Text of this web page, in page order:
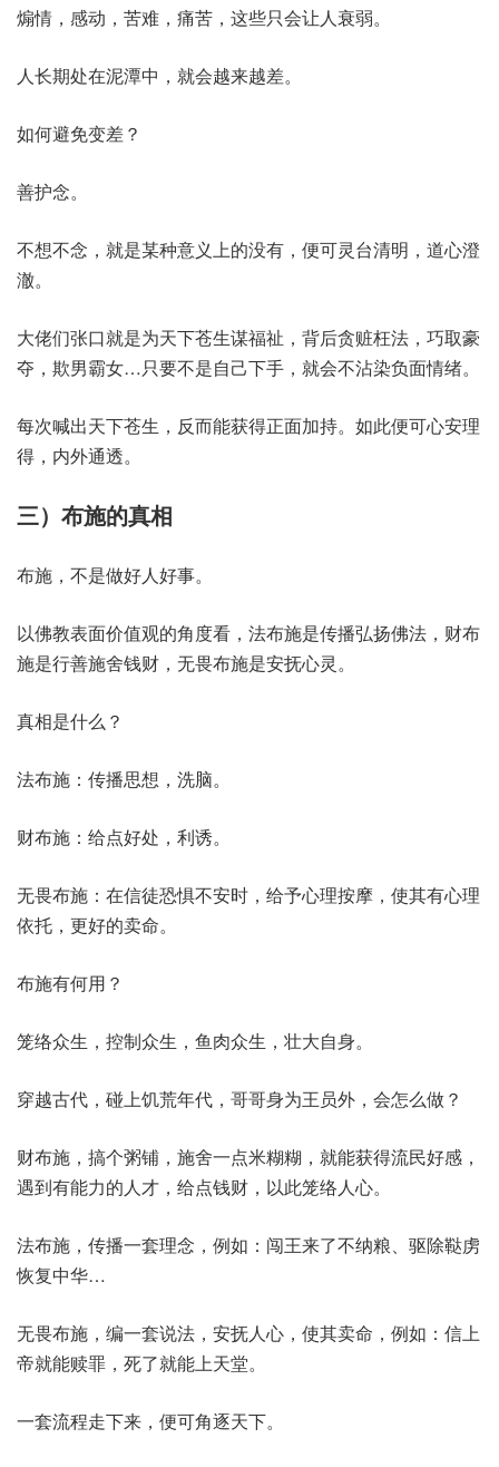
煽情，感动，苦难，痛苦，这些只会让人衰弱。
人长期处在泥潭中，就会越来越差。
如何避免变差？
善护念。
不想不念，就是某种意义上的没有，便可灵台清明，道心澄
澈。
大佬们张口就是为天下苍生谋福祉，背后贪赃枉法，巧取豪
夺，欺男霸女…只要不是自己下手，就会不沾染负面情绪。
每次喊出天下苍生，反而能获得正面加持。如此便可心安理
得，内外通透。
三）布施的真相
布施，不是做好人好事。
以佛教表面价值观的角度看，法布施是传播弘扬佛法，财布
施是行善施舍钱财，无畏布施是安抚心灵。
真相是什么？
法布施：传播思想，洗脑。
财布施：给点好处，利诱。
无畏布施：在信徒恐惧不安时，给予心理按摩，使其有心理
依托，更好的卖命。
布施有何用？
笼络众生，控制众生，鱼肉众生，壮大自身。
穿越古代，碰上饥荒年代，哥哥身为王员外，会怎么做？
财布施，搞个粥铺，施舍一点米糊糊，就能获得流民好感，
遇到有能力的人才，给点钱财，以此笼络人心。
法布施，传播一套理念，例如：闯王来了不纳粮、驱除鞑虏
恢复中华…
无畏布施，编一套说法，安抚人心，使其卖命，例如：信上
帝就能赎罪，死了就能上天堂。
一套流程走下来，便可角逐天下。